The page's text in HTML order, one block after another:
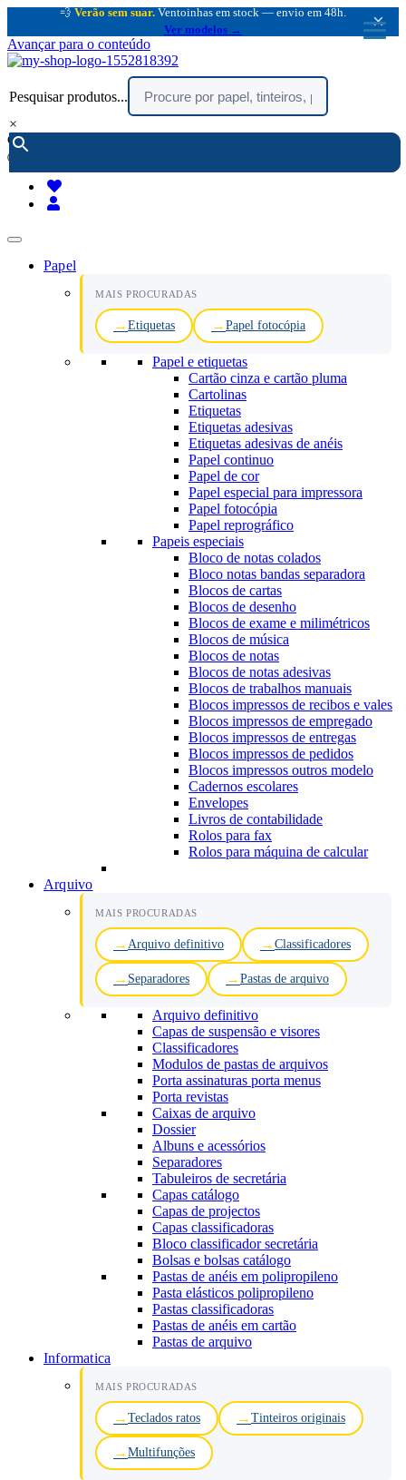
💨 Verão sem suar. Ventoinhas em stock — envio em 48h.
Ver modelos →
×
Avançar para o conteúdo
Pesquisar produtos...
×
encomendar por telefone :
(chamada rede fixa nacional)
Papel
MAIS PROCURADAS
Etiquetas Papel fotocópia
Papel e etiquetas
Cartão cinza e cartão pluma
Cartolinas
Etiquetas
Etiquetas adesivas
Etiquetas adesivas de anéis
Papel continuo
Papel de cor
Papel especial para impressora
Papel fotocópia
Papel reprográfico
Papeis especiais
Bloco de notas colados
Bloco notas bandas separadora
Blocos de cartas
Blocos de desenho
Blocos de exame e milimétricos
Blocos de música
Blocos de notas
Blocos de notas adesivas
Blocos de trabalhos manuais
Blocos impressos de recibos e vales
Blocos impressos de empregado
Blocos impressos de entregas
Blocos impressos de pedidos
Blocos impressos outros modelo
Cadernos escolares
Envelopes
Livros de contabilidade
Rolos para fax
Rolos para máquina de calcular
Arquivo
MAIS PROCURADAS
Arquivo definitivo Classificadores
Separadores Pastas de arquivo
Arquivo definitivo
Capas de suspensão e visores
Classificadores
Modulos de pastas de arquivos
Porta assinaturas porta menus
Porta revistas
Caixas de arquivo
Dossier
Albuns e acessórios
Separadores
Tabuleiros de secretária
Capas catálogo
Capas de projectos
Capas classificadoras
Bloco classificador secretária
Bolsas e bolsas catálogo
Pastas de anéis em polipropileno
Pasta elásticos polipropileno
Pastas classificadoras
Pastas de anéis em cartão
Pastas de arquivo
Informatica
MAIS PROCURADAS
Teclados ratos Tinteiros originais
Multifunções